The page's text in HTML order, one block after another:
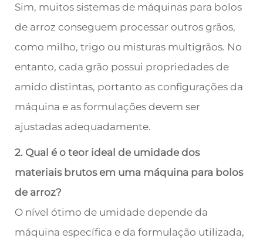
Sim, muitos sistemas de máquinas para bolos
de arroz conseguem processar outros grãos,
como milho, trigo ou misturas multigrãos. No
entanto, cada grão possui propriedades de
amido distintas, portanto as configurações da
máquina e as formulações devem ser
ajustadas adequadamente.
2. Qual é o teor ideal de umidade dos
materiais brutos em uma máquina para bolos
de arroz?
O nível ótimo de umidade depende da
máquina específica e da formulação utilizada,